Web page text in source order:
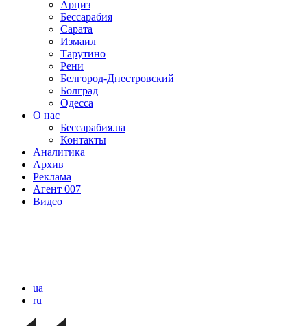
Арциз
Бессарабия
Сарата
Измаил
Тарутино
Рени
Белгород-Днестровский
Болград
Одесса
О нас
Бессарабия.ua
Контакты
Аналитика
Архив
Реклама
Агент 007
Видео
ua
ru